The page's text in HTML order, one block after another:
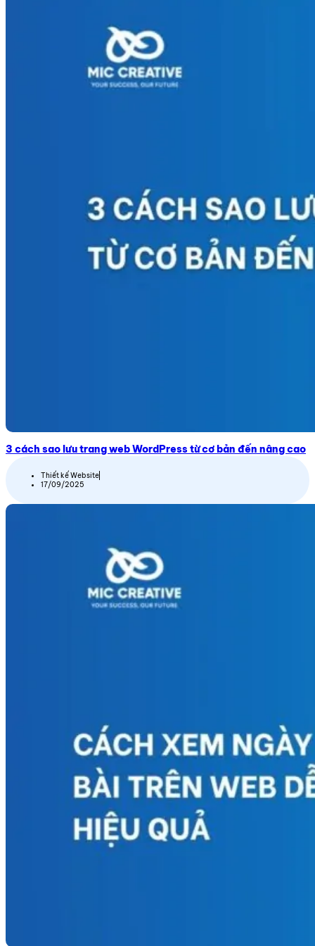
3 cách sao lưu trang web WordPress từ cơ bản đến nâng cao
Thiết kế Website
17/09/2025